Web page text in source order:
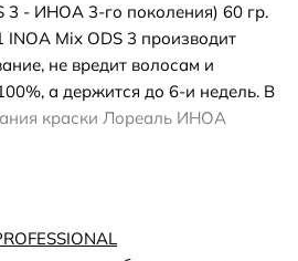
3 - ИНОА 3-го поколения) 60 гр.
INOA Mix ODS 3 производит
не вредит волосам и
а держится до 6-и недель. В
краски Лореаль ИНОА
интенсивный пепельный,
и дополнительный объем. Эта